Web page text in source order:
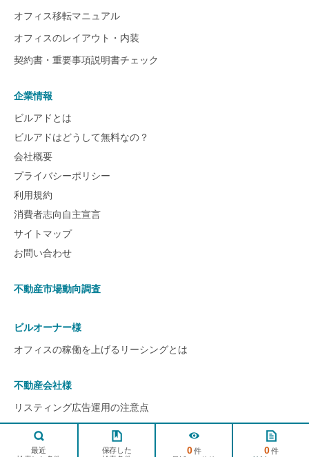
最近
保存した
0件 0件
オフィス移転マニュアル
オフィスのレイアウト・内装
契約書・重要事項説明書チェック
企業情報
ビルアドとは
ビルアドはどうして無料なの？
会社概要
プライバシーポリシー
利用規約
消費者志向自主宣言
サイトマップ
お問い合わせ
不動産市場動向調査
ビルオーナー様
オフィスの稼働を上げるリーシングとは
不動産会社様
リスティング広告運用の注意点
© 2022 ビルアド All rights reserved.
ページ
TOPへ